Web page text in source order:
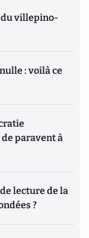
du villepino-
: voilà ce
paravent à
lecture de la
?